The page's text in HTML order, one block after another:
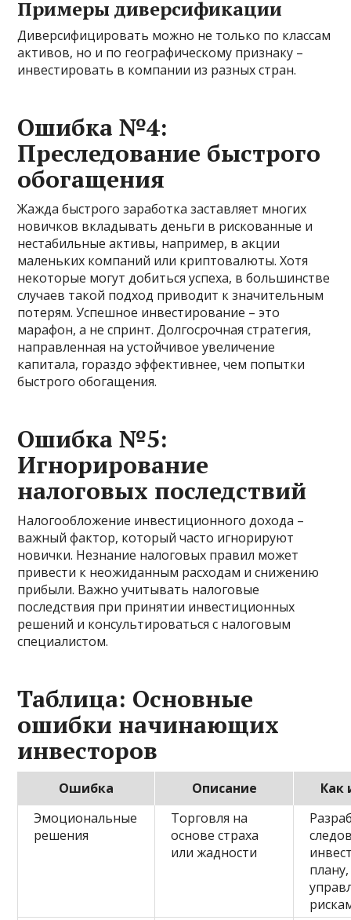
Примеры диверсификации
Диверсифицировать можно не только по классам
активов, но и по географическому признаку –
инвестировать в компании из разных стран.
Ошибка №4:
Преследование быстрого
обогащения
Жажда быстрого заработка заставляет многих
новичков вкладывать деньги в рискованные и
нестабильные активы, например, в акции
маленьких компаний или криптовалюты. Хотя
некоторые могут добиться успеха, в большинстве
случаев такой подход приводит к значительным
потерям. Успешное инвестирование – это
марафон, а не спринт. Долгосрочная стратегия,
направленная на устойчивое увеличение
капитала, гораздо эффективнее, чем попытки
быстрого обогащения.
Ошибка №5:
Игнорирование
налоговых последствий
Налогообложение инвестиционного дохода –
важный фактор, который часто игнорируют
новички. Незнание налоговых правил может
привести к неожиданным расходам и снижению
прибыли. Важно учитывать налоговые
последствия при принятии инвестиционных
решений и консультироваться с налоговым
специалистом.
Таблица: Основные
ошибки начинающих
инвесторов
Ошибка Описание
Как
Эмоциональные
решения
Торговля на
основе страха
или жадности
плану,